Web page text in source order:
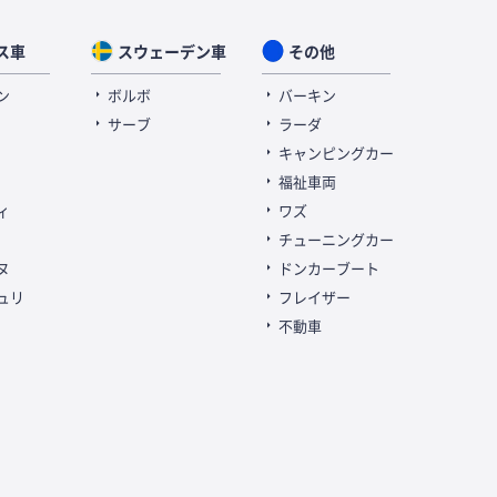
車
リ
スウェーデン車
ボルボ
サーブ
その他
バーキン
ラーダ
キャンピングカー
福祉車両
ワズ
チューニングカー
ドンカーブート
フレイザー
不動車